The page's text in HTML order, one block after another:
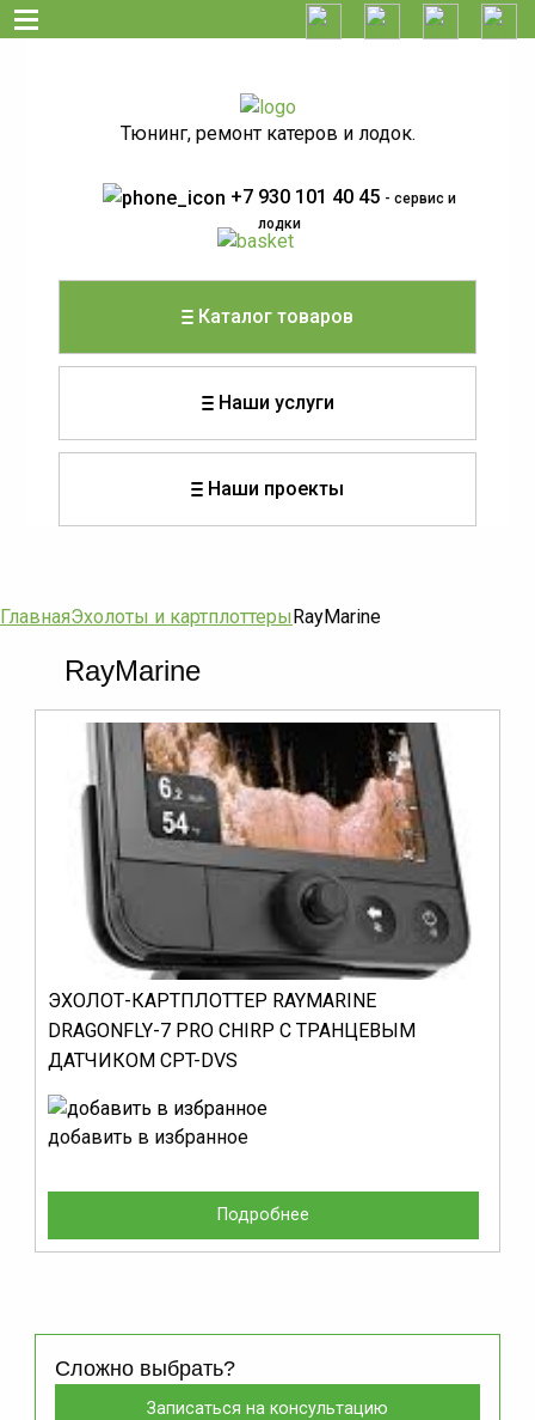
Тюнинг, ремонт катеров и лодок.
+7 930 101 40 45 - сервис и
лодки
Каталог товаров
Наши услуги
Наши проекты
ГлавнаяЭхолоты и картплоттерыRayMarine
RayMarine
ЭХОЛОТ-КАРТПЛОТТЕР RAYMARINE
DRAGONFLY-7 PRO CHIRP С ТРАНЦЕВЫМ
ДАТЧИКОМ CPT-DVS
Подробнее
добавить в избранное
Сложно выбрать?
Записаться на консультацию